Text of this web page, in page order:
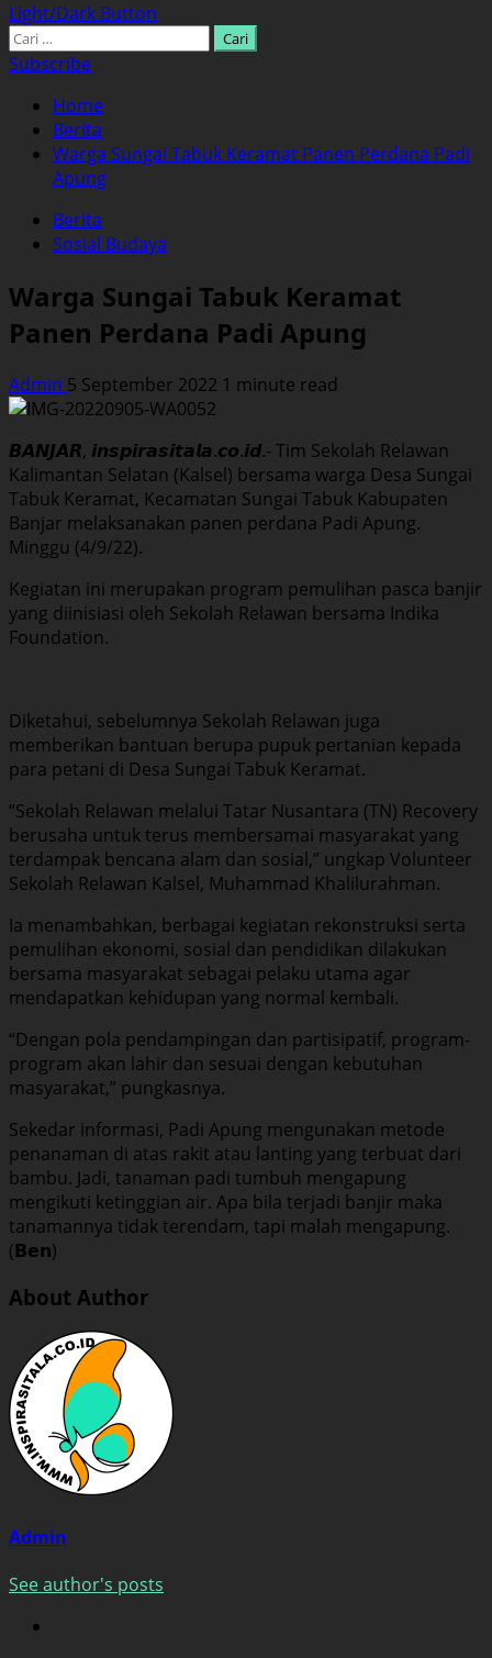
Light/Dark Button
Cari
untuk:
Subscribe
Home
Berita
Warga Sungai Tabuk Keramat Panen Perdana Padi
Apung
Berita
Sosial Budaya
Warga Sungai Tabuk Keramat
Panen Perdana Padi Apung
Admin 5 September 2022 1 minute read
𝘽𝘼𝙉𝙅𝘼𝙍, 𝙞𝙣𝙨𝙥𝙞𝙧𝙖𝙨𝙞𝙩𝙖𝙡𝙖.𝙘𝙤.𝙞𝙙.- Tim Sekolah Relawan
Kalimantan Selatan (Kalsel) bersama warga Desa Sungai
Tabuk Keramat, Kecamatan Sungai Tabuk Kabupaten
Banjar melaksanakan panen perdana Padi Apung.
Minggu (4/9/22).
Kegiatan ini merupakan program pemulihan pasca banjir
yang diinisiasi oleh Sekolah Relawan bersama Indika
Foundation.
Diketahui, sebelumnya Sekolah Relawan juga
memberikan bantuan berupa pupuk pertanian kepada
para petani di Desa Sungai Tabuk Keramat.
“Sekolah Relawan melalui Tatar Nusantara (TN) Recovery
berusaha untuk terus membersamai masyarakat yang
terdampak bencana alam dan sosial,” ungkap Volunteer
Sekolah Relawan Kalsel, Muhammad Khalilurahman.
Ia menambahkan, berbagai kegiatan rekonstruksi serta
pemulihan ekonomi, sosial dan pendidikan dilakukan
bersama masyarakat sebagai pelaku utama agar
mendapatkan kehidupan yang normal kembali.
“Dengan pola pendampingan dan partisipatif, program-
program akan lahir dan sesuai dengan kebutuhan
masyarakat,” pungkasnya.
Sekedar informasi, Padi Apung mengunakan metode
penanaman di atas rakit atau lanting yang terbuat dari
bambu. Jadi, tanaman padi tumbuh mengapung
mengikuti ketinggian air. Apa bila terjadi banjir maka
tanamannya tidak terendam, tapi malah mengapung.
(𝗕𝗲𝗻)
About Author
Admin
See author's posts